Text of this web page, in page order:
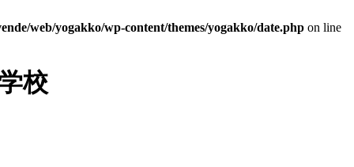
web/yogakko/wp-content/themes/yogakko/date.php on line
校